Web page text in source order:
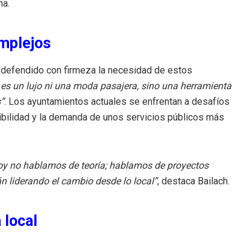
con firmeza la necesidad de estos
un lujo ni una moda pasajera, sino una herramienta
. Los ayuntamientos actuales se enfrentan a desafíos
y la demanda de unos servicios públicos más
no hablamos de teoría; hablamos de proyectos
liderando el cambio desde lo local”, destaca Bailach.